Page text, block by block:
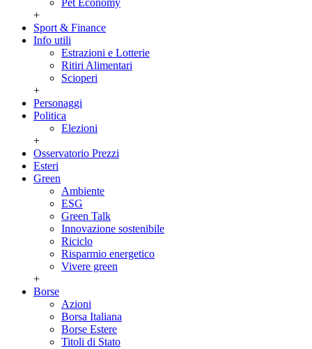
+
Sport & Finance
Info utili
Estrazioni e Lotterie
Ritiri Alimentari
Scioperi
+
Personaggi
Politica
Elezioni
+
Osservatorio Prezzi
Esteri
Green
Ambiente
ESG
Green Talk
Innovazione sostenibile
Riciclo
Risparmio energetico
Vivere green
+
Borse
Azioni
Borsa Italiana
Borse Estere
Titoli di Stato